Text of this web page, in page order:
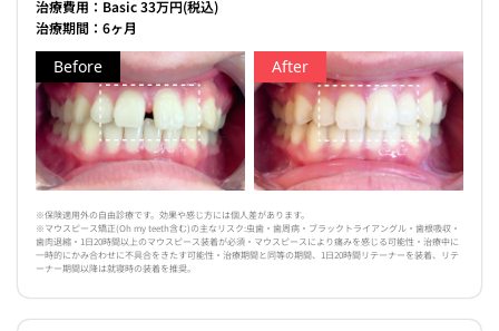
治療費用：Basic 33万円(税込)
治療期間：6ヶ月
Before After
※保険適用外の自由診療です。効果や感じ方には個人差があります。
※マウスピース矯正(Oh my teeth含む)の主なリスク:虫歯・歯周病・ブラックトライアングル・歯根吸収・
歯肉退縮・1日20時間以上のマウスピース装着が必須・マウスピースにより痛みを感じる可能性・治療中に
一時的にかみ合わせに不具合をきたす可能性・治療期間と同等の期間、1日20時間リテーナーを装着、リテ
ーナー期間以降は就寝時の装着を推奨。